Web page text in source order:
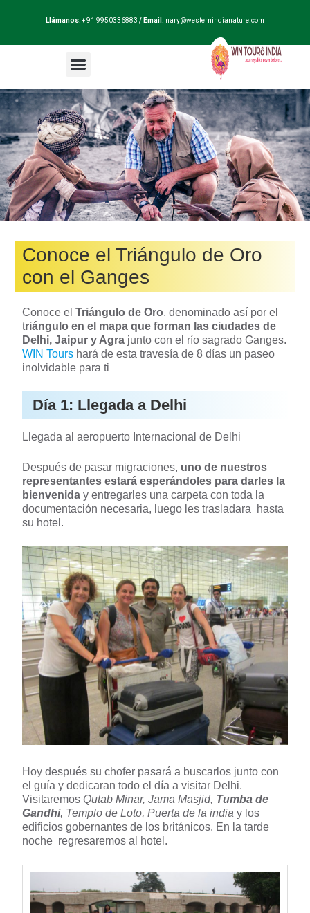
Llámanos: + 91 9950336883 / Email: nary@westernindianature.com
Conoce el Triángulo de Oro
con el Ganges
Conoce elTriángulo de Oro, denominado así por el
triángulo en el mapa que forman las ciudades de
Delhi, Jaipur y Agra junto con el río sagrado Ganges.
WIN Tours hará de esta travesía de 8 días un paseo
inolvidable para ti
Día 1: Llegada a Delhi
Llegada al aeropuerto Internacional de Delhi
Después de pasar migraciones, uno de nuestros
representantes estará esperándoles para darles la
bienvenida y entregarles una carpeta con toda la
documentación necesaria, luego les trasladara hasta
su hotel.
Hoy después su chofer pasará a buscarlos junto con
el guía y dedicaran todo el día a visitar Delhi.
VisitaremosQutab Minar, Jama Masjid, Tumba de
Gandhi, Templo de Loto, Puerta de la india y los
edificios gobernantes de los británicos. En la tarde
noche regresaremos al hotel.